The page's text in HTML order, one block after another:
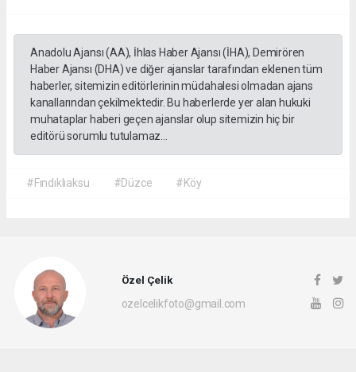
Anadolu Ajansı (AA), İhlas Haber Ajansı (İHA), Demirören
Haber Ajansı (DHA) ve diğer ajanslar tarafından eklenen tüm
haberler, sitemizin editörlerinin müdahalesi olmadan ajans
kanallarından çekilmektedir. Bu haberlerde yer alan hukuki
muhataplar haberi geçen ajanslar olup sitemizin hiç bir
editörü sorumlu tutulamaz...
#Fındıklıaksu #Düzce #Köy
Özel Çelik
ozelcelikfoto@gmail.com